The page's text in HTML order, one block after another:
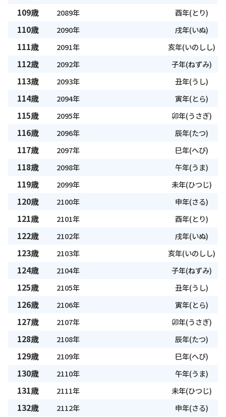
109歳 2089年 酉年(とり)
110歳 2090年 戌年(いぬ)
111歳 2091年 亥年(いのしし)
112歳 2092年 子年(ねずみ)
113歳 2093年 丑年(うし)
114歳 2094年 寅年(とら)
115歳 2095年 卯年(うさぎ)
116歳 2096年 辰年(たつ)
117歳 2097年 巳年(へび)
118歳 2098年 午年(うま)
119歳 2099年 未年(ひつじ)
120歳 2100年 申年(さる)
121歳 2101年 酉年(とり)
122歳 2102年 戌年(いぬ)
123歳 2103年 亥年(いのしし)
124歳 2104年 子年(ねずみ)
125歳 2105年 丑年(うし)
126歳 2106年 寅年(とら)
127歳 2107年 卯年(うさぎ)
128歳 2108年 辰年(たつ)
129歳 2109年 巳年(へび)
130歳 2110年 午年(うま)
131歳 2111年 未年(ひつじ)
132歳 2112年 申年(さる)